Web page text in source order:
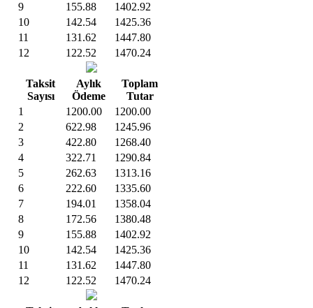
9
155.88
1402.92
10
142.54
1425.36
11
131.62
1447.80
12
122.52 1470.24
Taksit
Sayısı
Aylık
Ödeme
Toplam
Tutar
1
1200.00
1200.00
2
622.98
1245.96
3
422.80
1268.40
4
322.71
1290.84
5
262.63
1313.16
6
222.60
1335.60
7
194.01
1358.04
8
172.56
1380.48
9
155.88
1402.92
10
142.54
1425.36
11
131.62
1447.80
12
122.52 1470.24